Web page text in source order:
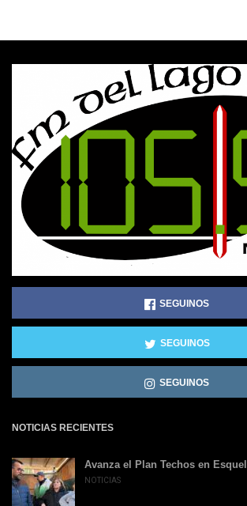
SEGUINOS
SEGUINOS
SEGUINOS
NOTICIAS RECIENTES
Avanza el Plan Techos en Esquel
NOTICIAS